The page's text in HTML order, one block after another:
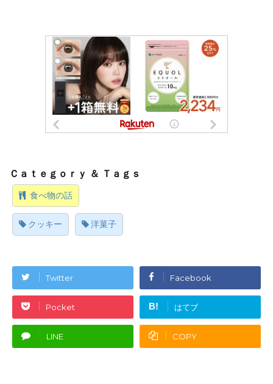
食べ物の話
クッキー 洋菓子
Twitter Facebook
Pocket B! はてブ
LINE COPY